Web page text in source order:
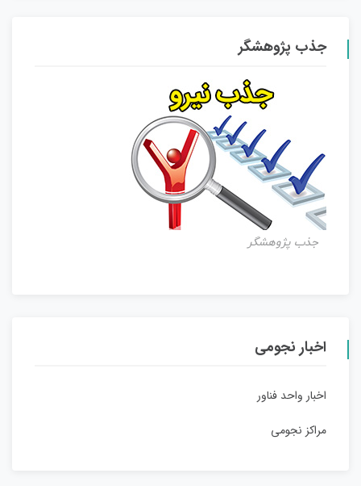
جذب پژوهشگر
جذب پژوهشگر
اخبار نجومی
اخبار واحد فناور
مراکز نجومی